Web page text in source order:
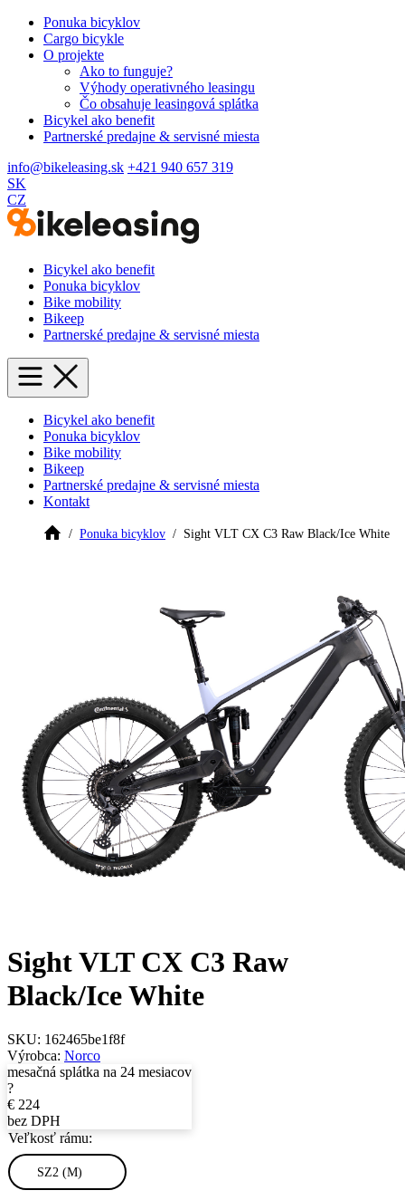
Ponuka bicyklov
Cargo bicykle
O projekte
Ako to funguje?
Výhody operativného leasingu
Čo obsahuje leasingová splátka
Bicykel ako benefit
Partnerské predajne & servisné miesta
info@bikeleasing.sk +421 940 657 319
SK
CZ
Bicykel ako benefit
Ponuka bicyklov
Bike mobility
Bikeep
Partnerské predajne & servisné miesta
Bicykel ako benefit
Ponuka bicyklov
Bike mobility
Bikeep
Partnerské predajne & servisné miesta
Kontakt
Ponuka bicyklov Sight VLT CX C3 Raw Black/Ice White
Sight VLT CX C3 Raw
Black/Ice White
SKU: 162465be1f8f
Výrobca: Norco
mesačná splátka na 24 mesiacov
?
€ 224
bez DPH
Veľkosť rámu:
SZ2 (M)